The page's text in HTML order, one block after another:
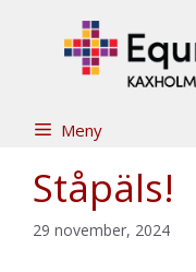
Meny
Ståpäls!
29 november, 2024